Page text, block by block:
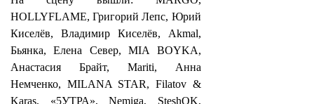
HOLLYFLAME, Григорий Лепс, Юрий
Киселёв, Владимир Киселёв, Akmal,
Бьянка, Елена Север, MIA BOYKA,
Анастасия Брайт, Mariti, Анна
Немченко, MILANA STAR, Filatov &
Karas, «5УТРА», Nemiga, SteshOK,